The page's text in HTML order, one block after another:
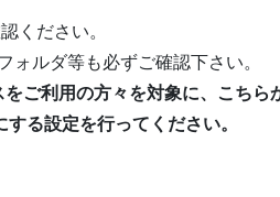
ください。
ルダ等も必ずご確認下さい。
利用の方々を対象に、こちら
る設定を行ってください。